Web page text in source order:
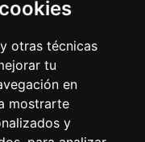
otras técnicas
tu
en
mostrarte
y